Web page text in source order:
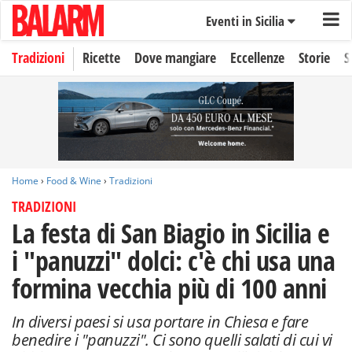
Eventi in Sicilia
Tradizioni Ricette Dove mangiare Eccellenze Storie
Home › Food & Wine › Tradizioni
TRADIZIONI
La festa di San Biagio in Sicilia e
i "panuzzi" dolci: c'è chi usa una
formina vecchia più di 100 anni
In diversi paesi si usa portare in Chiesa e fare
benedire i "panuzzi". Ci sono quelli salati di cui vi